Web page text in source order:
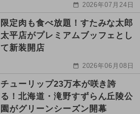
2026年07月24日
限定肉も食べ放題！すたみな太郎
太平店がプレミアムブッフェとし
て新装開店
2026年06月08日
チューリップ23万本が咲き誇
る！北海道・滝野すずらん丘陵公
園がグリーンシーズン開幕